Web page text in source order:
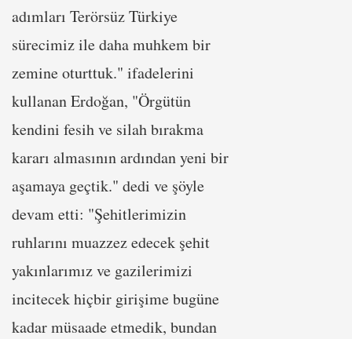
adımları Terörsüz Türkiye
sürecimiz ile daha muhkem bir
zemine oturttuk." ifadelerini
kullanan Erdoğan, "Örgütün
kendini fesih ve silah bırakma
kararı almasının ardından yeni bir
aşamaya geçtik." dedi ve şöyle
devam etti: "Şehitlerimizin
ruhlarını muazzez edecek şehit
yakınlarımız ve gazilerimizi
incitecek hiçbir girişime bugüne
kadar müsaade etmedik, bundan